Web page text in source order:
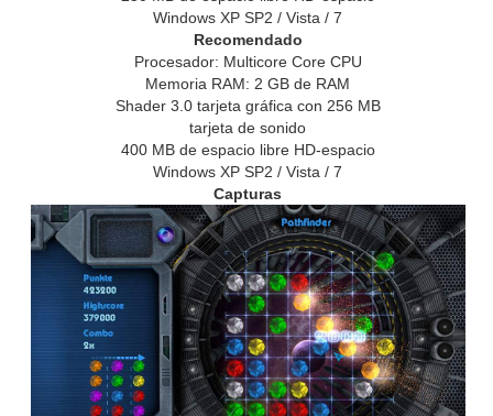
Windows XP SP2 / Vista / 7
Recomendado
Procesador: Multicore Core CPU
Memoria RAM: 2 GB de RAM
Shader 3.0 tarjeta gráfica con 256 MB
tarjeta de sonido
400 MB de espacio libre HD-espacio
Windows XP SP2 / Vista / 7
Capturas